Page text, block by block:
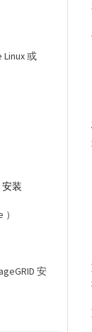
Linux 或
装
安